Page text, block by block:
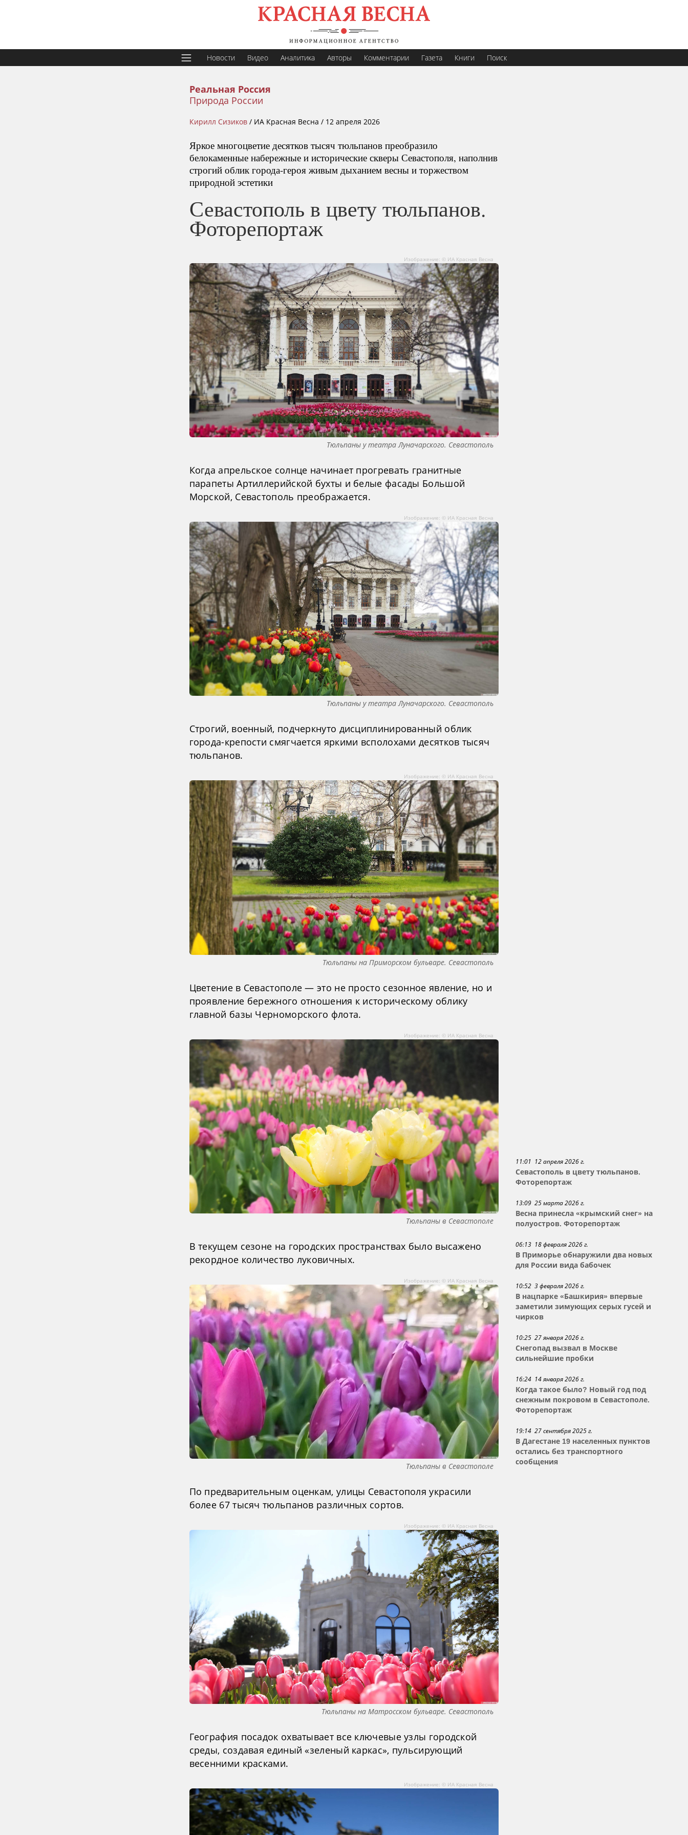
Новости Видео Аналитика Авторы Комментарии Газета Книги Поиск
Реальная Россия
Природа России
Кирилл Сизиков/ ИА Красная Весна / 12 апреля 2026
Яркое многоцветие десятков тысяч тюльпанов преобразило
белокаменные набережные и исторические скверы Севастополя, наполнив
строгий облик города-героя живым дыханием весны и торжеством
природной эстетики
Севастополь в цвету тюльпанов.
Фоторепортаж
Изображение: © ИА Красная Весна
Тюльпаны у театра Луначарского. Севастополь
Когда апрельское солнце начинает прогревать гранитные
парапеты Артиллерийской бухты и белые фасады Большой
Морской, Севастополь преображается.
Изображение: © ИА Красная Весна
Тюльпаны у театра Луначарского. Севастополь
Строгий, военный, подчеркнуто дисциплинированный облик
города-крепости смягчается яркими всполохами десятков тысяч
тюльпанов.
Изображение: © ИА Красная Весна
Тюльпаны на Приморском бульваре. Севастополь
Цветение в Севастополе — это не просто сезонное явление, но и
проявление бережного отношения к историческому облику
главной базы Черноморского флота.
Изображение: © ИА Красная Весна
Тюльпаны в Севастополе
В текущем сезоне на городских пространствах было высажено
рекордное количество луковичных.
Изображение: © ИА Красная Весна
Тюльпаны в Севастополе
По предварительным оценкам, улицы Севастополя украсили
более 67 тысяч тюльпанов различных сортов.
Изображение: © ИА Красная Весна
Тюльпаны на Матросском бульваре. Севастополь
География посадок охватывает все ключевые узлы городской
среды, создавая единый «зеленый каркас», пульсирующий
весенними красками.
Изображение: © ИА Красная Весна
11:01 12 апреля 2026 г.
Севастополь в цвету тюльпанов.
Фоторепортаж
13:09 25 марта 2026 г.
Весна принесла «крымский снег» на
полуостров. Фоторепортаж
06:13 18 февраля 2026 г.
В Приморье обнаружили два новых
для России вида бабочек
10:52 3 февраля 2026 г.
В нацпарке «Башкирия» впервые
заметили зимующих серых гусей и
чирков
10:25 27 января 2026 г.
Снегопад вызвал в Москве
сильнейшие пробки
16:24 14 января 2026 г.
Когда такое было? Новый год под
снежным покровом в Севастополе.
Фоторепортаж
19:14 27 сентября 2025 г.
В Дагестане 19 населенных пунктов
остались без транспортного
сообщения